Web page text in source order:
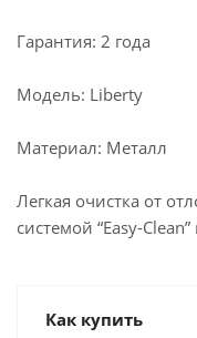
Гарантия: 2 года
Модель: Liberty
Материал: Металл
Легкая очистка от
системой “Easy-
Как купить